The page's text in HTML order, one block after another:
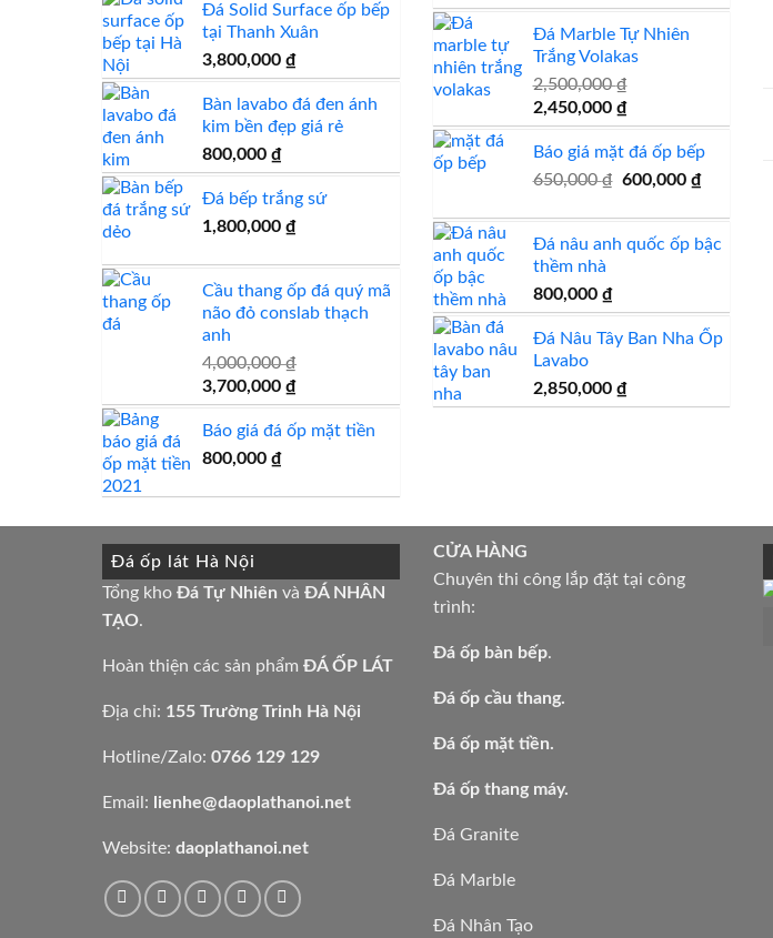
là:
1,560,000 ₫.
tại
là:
1,450,000 ₫.
Đá Solid Surface ốp bếp
tại Thanh Xuân
3,800,000 ₫
Bàn lavabo đá đen ánh
kim bền đẹp giá rẻ
800,000 ₫
Đá bếp trắng sứ
1,800,000 ₫
Cầu thang ốp đá quý mã
não đỏ conslab thạch
anh
4,000,000₫
Giá
gốc
là:
4,000,000 ₫.
3,700,000 ₫Giá
hiện
tại
Báo giá đá ốp mặt tiền
800,000 ₫
gốc
là:
500,000 ₫.
hiện
Đá Marble Tự Nhiên
Trắng Volakas
2,500,000₫
Giá
gốc
là:
2,500,000 ₫.
2,450,000 ₫Giá
hiện
tại
là:
Báo giá mặt đá ốp bếp
650,000₫ Giá
650,000 ₫.
600,000₫Giá
là:
Đá nâu anh quốc ốp bậc
thềm nhà
800,000 ₫
Đá Nâu Tây Ban Nha Ốp
Lavabo
2,850,000 ₫
Đá ốp lát Hà Nội
Tổng kho Đá Tự Nhiên và ĐÁ NHÂN
TẠO.
Hoàn thiện các sản phẩm ĐÁ ỐP LÁT
Địa chỉ: 155 Trường Trinh Hà Nội
Hotline/Zalo: 0766 129 129
Email: lienhe@daoplathanoi.net
Website: daoplathanoi.net
CỬA HÀNG
Chuyên thi công lắp đặt tại công
trình:
Đá ốp bàn bếp.
Đá ốp cầu thang.
Đá ốp mặt tiền.
Đá ốp thang máy.
Đá Granite
Đá Marble
Đá Nhân Tạo